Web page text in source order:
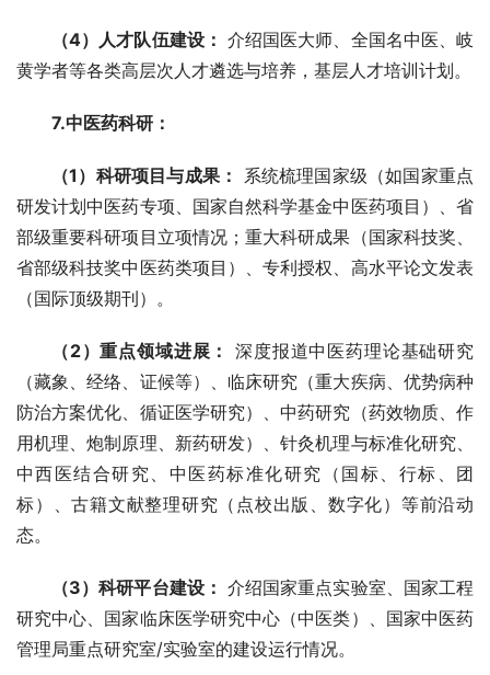
（4）人才队伍建设： 介绍国医大师、全国名中医、岐
黄学者等各类高层次人才遴选与培养，基层人才培训计划。
7.中医药科研：
（1）科研项目与成果：
系统梳理国家级（如国家重点
研发计划中医药专项、国家自然科学基金中医药项目）、省
部级重要科研项目立项情况；重大科研成果（国家科技奖、
省部级科技奖中医药类项目）、专利授权、高水平论文发表
（国际顶级期刊）。
（2）重点领域进展：
深度报道中医药理论基础研究
（藏象、经络、证候等）、临床研究（重大疾病、优势病种
防治方案优化、循证医学研究）、中药研究（药效物质、作
用机理、炮制原理、新药研发）、针灸机理与标准化研究、
中西医结合研究、中医药标准化研究（国标、行标、团
标）、古籍文献整理研究（点校出版、数字化）等前沿动
态。
（3）科研平台建设： 介绍国家重点实验室、国家工程
研究中心、国家临床医学研究中心（中医类）、国家中医药
管理局重点研究室/实验室的建设运行情况。